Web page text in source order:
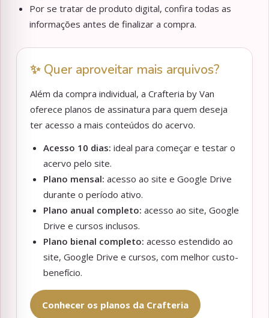
Por se tratar de produto digital, confira todas as
informações antes de finalizar a compra.
✨ Quer aproveitar mais arquivos?
Além da compra individual, a Crafteria by Van
oferece planos de assinatura para quem deseja
ter acesso a mais conteúdos do acervo.
Acesso 10 dias: ideal para começar e testar o
acervo pelo site.
Plano mensal: acesso ao site e Google Drive
durante o período ativo.
Plano anual completo: acesso ao site, Google
Drive e cursos inclusos.
Plano bienal completo: acesso estendido ao
site, Google Drive e cursos, com melhor custo-
benefício.
Conhecer os planos da Crafteria